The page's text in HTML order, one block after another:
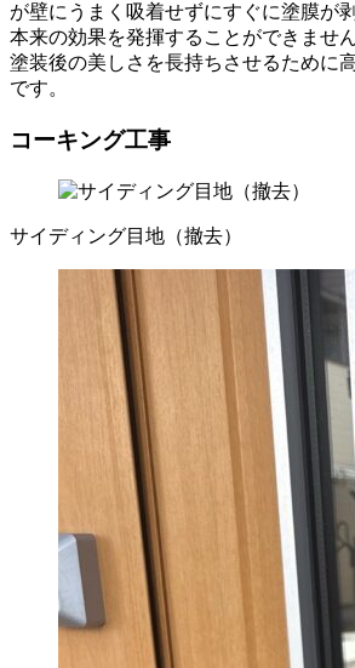
が壁にうまく吸着せずにすぐに塗膜が
本来の効果を発揮することができません
塗装後の美しさを長持ちさせるために
です。
コーキング工事
サイディング目地（撤去）